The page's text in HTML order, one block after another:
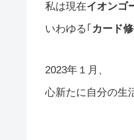
私は現在イオンゴ
いわゆる｢ カード
2023年１月、
心新たに自分の生